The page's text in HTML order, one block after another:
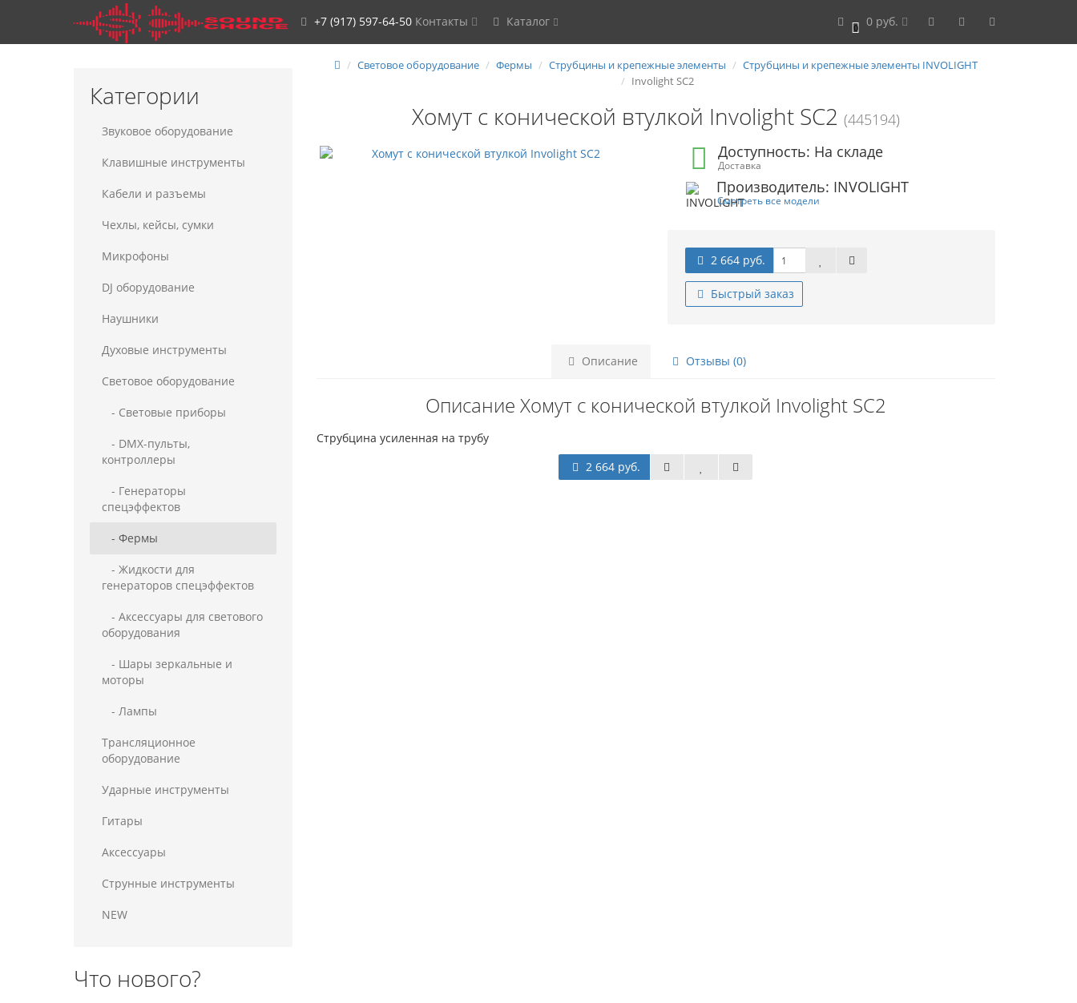
+7 (917) 597-64-50 Контакты Каталог 0 0 руб.
Категории
Звуковое оборудование
Клавишные инструменты
Кабели и разъемы
Чехлы, кейсы, сумки
Микрофоны
DJ оборудование
Наушники
Духовые инструменты
Световое оборудование
- Световые приборы
- DMX-пульты,
контроллеры
- Генераторы
спецэффектов
- Фермы
- Жидкости для
генераторов спецэффектов
- Аксессуары для светового
оборудования
- Шары зеркальные и
моторы
- Лампы
Трансляционное
оборудование
Ударные инструменты
Гитары
Аксессуары
Струнные инструменты
NEW
Что нового?
Световое оборудование Фермы Струбцины и крепежные элементы
Струбцины и крепежные элементы INVOLIGHT
Involight SC2
Хомут с конической втулкой Involight SC2 (445194)
Доступность: На складе
Доставка
Производитель: INVOLIGHT
Смотреть все модели
2 664 руб.
Быстрый заказ
Описание Отзывы (0)
Описание Хомут с конической втулкой Involight SC2
Струбцина усиленная на трубу
2 664 руб.